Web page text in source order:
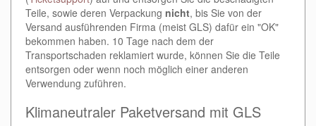
Teile, sowie deren Verpackung nicht, bis Sie von der
Versand ausführenden Firma (meist GLS) dafür ein "OK"
bekommen haben. 10 Tage nach dem der
Transportschaden reklamiert wurde, können Sie die Teile
entsorgen oder wenn noch möglich einer anderen
Verwendung zuführen.
Klimaneutraler Paketversand mit GLS